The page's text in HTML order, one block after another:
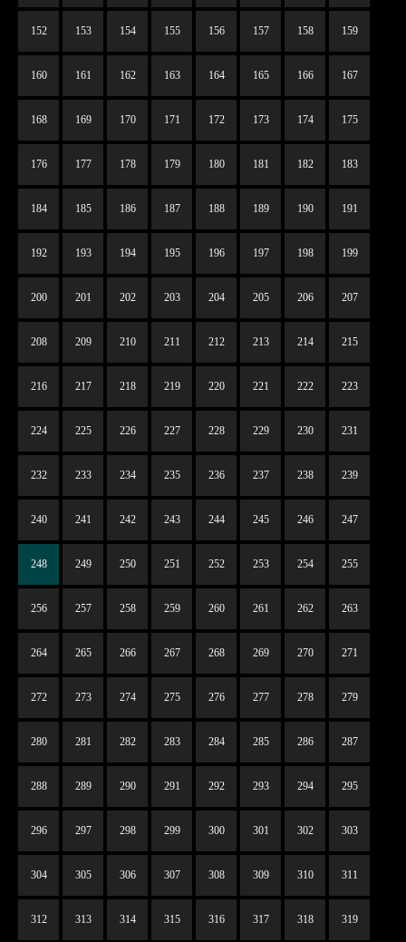
152 153 154 155 156 157 158 159
160 161 162 163 164 165 166 167
168 169 170 171 172 173 174 175
176 177 178 179 180 181 182 183
184 185 186 187 188 189 190 191
192 193 194 195 196 197 198 199
200 201 202 203 204 205 206 207
208 209 210 211 212 213 214 215
216 217 218 219 220 221 222 223
224 225 226 227 228 229 230 231
232 233 234 235 236 237 238 239
240 241 242 243 244 245 246 247
248 249 250 251 252 253 254 255
256 257 258 259 260 261 262 263
264 265 266 267 268 269 270 271
272 273 274 275 276 277 278 279
280 281 282 283 284 285 286 287
288 289 290 291 292 293 294 295
296 297 298 299 300 301 302 303
304 305 306 307 308 309 310 311
312 313 314 315 316 317 318 319